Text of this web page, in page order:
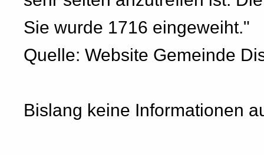
Sie wurde 1716 eingeweiht."
Quelle: Website Gemeinde
Bislang keine Informationen